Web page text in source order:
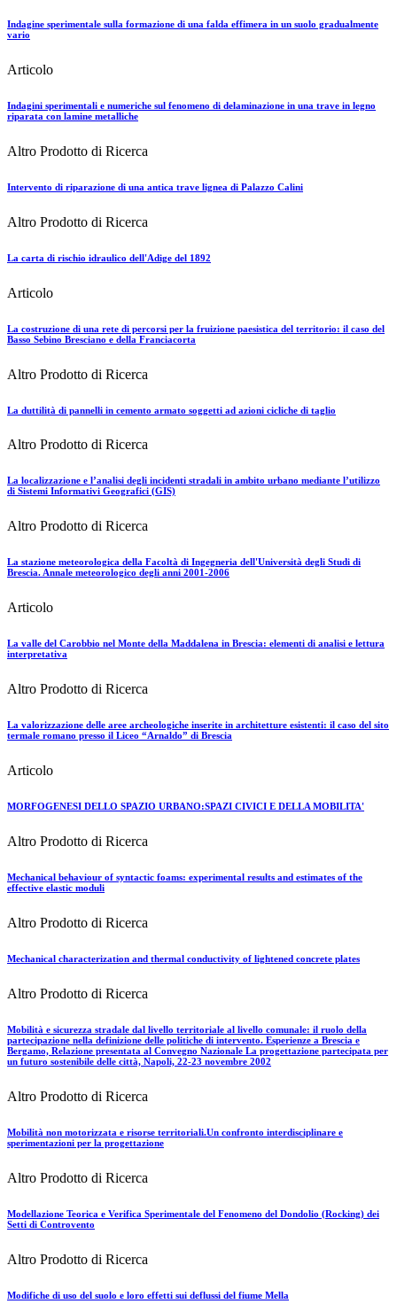
Indagine sperimentale sulla formazione di una falda effimera in un suolo gradualmente
vario
Articolo
Indagini sperimentali e numeriche sul fenomeno di delaminazione in una trave in legno
riparata con lamine metalliche
Altro Prodotto di Ricerca
Intervento di riparazione di una antica trave lignea di Palazzo Calini
Altro Prodotto di Ricerca
La carta di rischio idraulico dell'Adige del 1892
Articolo
La costruzione di una rete di percorsi per la fruizione paesistica del territorio: il caso del
Basso Sebino Bresciano e della Franciacorta
Altro Prodotto di Ricerca
La duttilità di pannelli in cemento armato soggetti ad azioni cicliche di taglio
Altro Prodotto di Ricerca
La localizzazione e l’analisi degli incidenti stradali in ambito urbano mediante l’utilizzo
di Sistemi Informativi Geografici (GIS)
Altro Prodotto di Ricerca
La stazione meteorologica della Facoltà di Ingegneria dell'Università degli Studi di
Brescia. Annale meteorologico degli anni 2001-2006
Articolo
La valle del Carobbio nel Monte della Maddalena in Brescia: elementi di analisi e lettura
interpretativa
Altro Prodotto di Ricerca
La valorizzazione delle aree archeologiche inserite in architetture esistenti: il caso del sito
termale romano presso il Liceo “Arnaldo” di Brescia
Articolo
MORFOGENESI DELLO SPAZIO URBANO:SPAZI CIVICI E DELLA MOBILITA'
Altro Prodotto di Ricerca
Mechanical behaviour of syntactic foams: experimental results and estimates of the
effective elastic moduli
Altro Prodotto di Ricerca
Mechanical characterization and thermal conductivity of lightened concrete plates
Altro Prodotto di Ricerca
Mobilità e sicurezza stradale dal livello territoriale al livello comunale: il ruolo della
partecipazione nella definizione delle politiche di intervento. Esperienze a Brescia e
Bergamo, Relazione presentata al Convegno Nazionale La progettazione partecipata per
un futuro sostenibile delle città, Napoli, 22-23 novembre 2002
Altro Prodotto di Ricerca
Mobilità non motorizzata e risorse territoriali.Un confronto interdisciplinare e
sperimentazioni per la progettazione
Altro Prodotto di Ricerca
Modellazione Teorica e Verifica Sperimentale del Fenomeno del Dondolio (Rocking) dei
Setti di Controvento
Altro Prodotto di Ricerca
Modifiche di uso del suolo e loro effetti sui deflussi del fiume Mella